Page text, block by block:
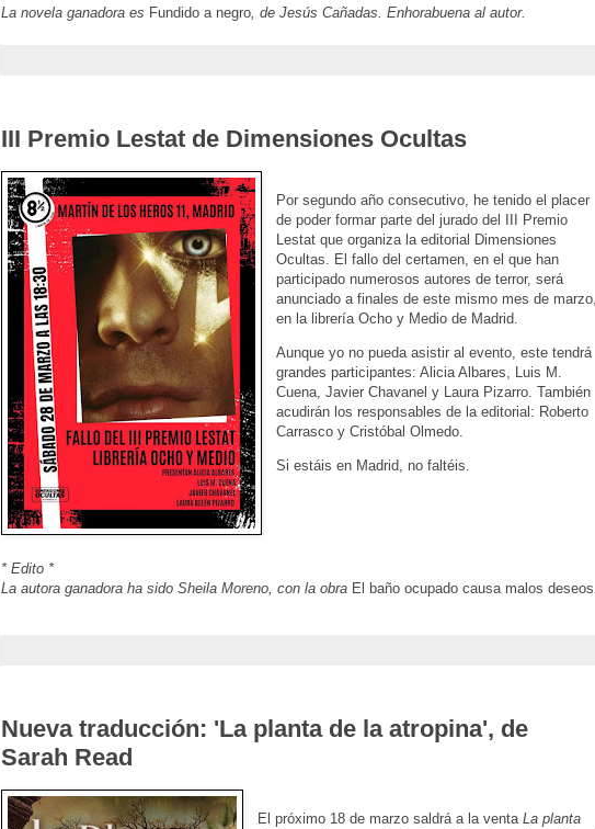
La novela ganadora es Fundido a negro , de Jesús Cañadas. Enhorabuena al autor.
III Premio Lestat de Dimensiones Ocultas
Por segundo año consecutivo, he tenido el placer
de poder formar parte del jurado del III Premio
Lestat que organiza la editorial Dimensiones
Ocultas. El fallo del certamen, en el que han
participado numerosos autores de terror, será
anunciado a finales de este mismo mes de marzo,
en la librería Ocho y Medio de Madrid.
Aunque yo no pueda asistir al evento, este tendrá
grandes participantes: Alicia Albares, Luis M.
Cuena, Javier Chavanel y Laura Pizarro. También
acudirán los responsables de la editorial: Roberto
Carrasco y Cristóbal Olmedo.
Si estáis en Madrid, no faltéis.
* Edito *
La autora ganadora ha sido Sheila Moreno, con la obra El baño ocupado causa malos deseos.
Nueva traducción: 'La planta de la atropina', de
Sarah Read
El próximo 18 de marzo saldrá a la ventaLa planta